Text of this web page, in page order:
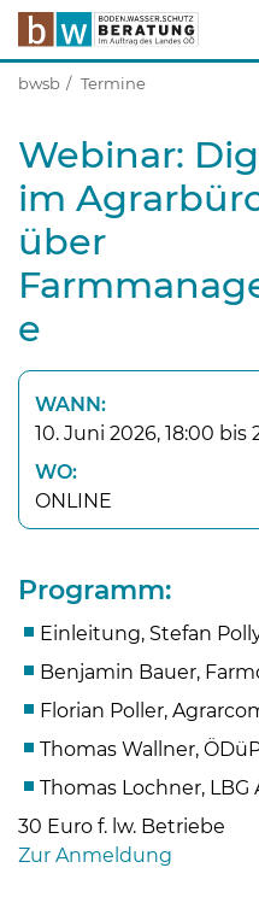
Skip to
bwsb Termine
Webinar:
im
über
e
WANN:
10. Juni 2026, 18:00 bis
WO:
ONLINE
Programm:
Einleitung, Stefan
Benjamin Bauer,
Florian Poller,
Thomas Wallner,
Thomas Lochner, LBG
30 Euro f. lw. Betriebe
Zur Anmeldung